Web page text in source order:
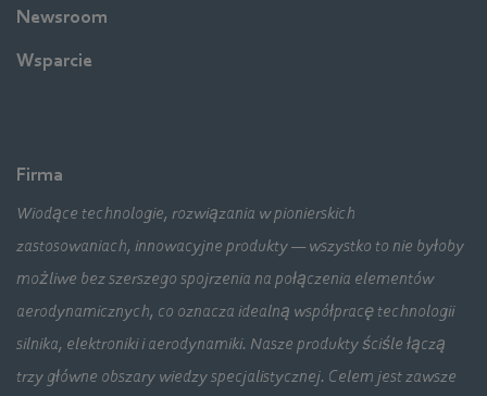
Newsroom
Wsparcie
Firma
Wiodące technologie, rozwiązania w pionierskich
zastosowaniach, innowacyjne produkty — wszystko to nie byłoby
możliwe bez szerszego spojrzenia na połączenia elementów
aerodynamicznych, co oznacza idealną współpracę technologii
silnika, elektroniki i aerodynamiki. Nasze produkty ściśle łączą
trzy główne obszary wiedzy specjalistycznej. Celem jest zawsze